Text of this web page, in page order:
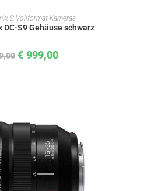
WARENKORB
S Vollformat Kameras
DC-S9 Gehäuse schwarz
€ 999,00